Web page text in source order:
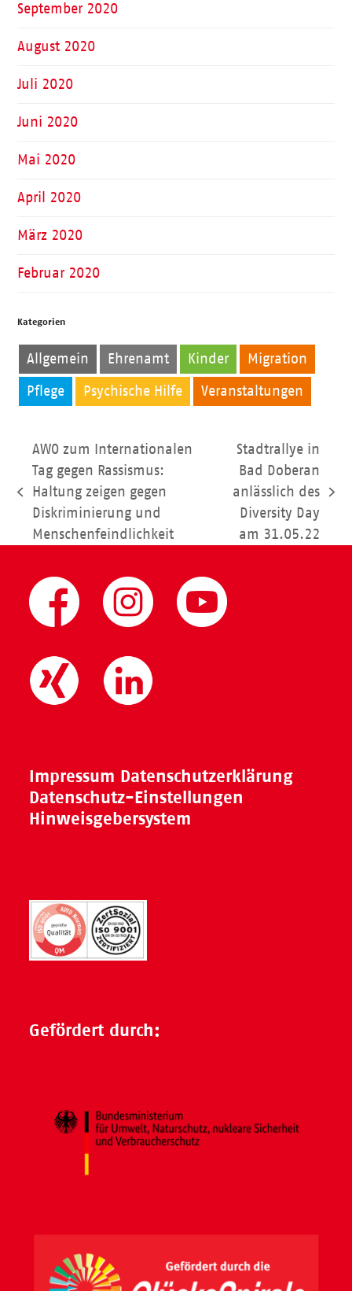
September 2020
August 2020
Juli 2020
Juni 2020
Mai 2020
April 2020
März 2020
Februar 2020
Kategorien
Allgemein Ehrenamt Kinder Migration
Pflege Psychische Hilfe Veranstaltungen
vorheriger
Beitrag:
AWO zum Internationalen
Tag gegen Rassismus:
Haltung zeigen gegen
Diskriminierung und
Menschenfeindlichkeit
Nächster
Beitrag:
Stadtrallye in
Bad Doberan
anlässlich des
Diversity Day
am 31.05.22
Impressum Datenschutzerklärung
Datenschutz-Einstellungen
Hinweisgebersystem
Gefördert durch: